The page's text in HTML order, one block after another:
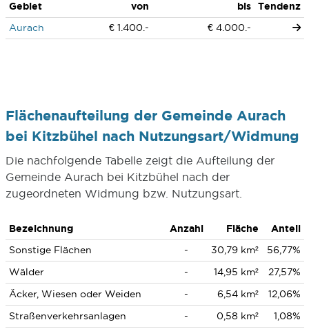
Gebiet
von
bis
Tendenz
Aurach
€ 1.400.- € 4.000.-
Flächenaufteilung der Gemeinde Aurach
bei Kitzbühel nach Nutzungsart/Widmung
Die nachfolgende Tabelle zeigt die Aufteilung der
Gemeinde Aurach bei Kitzbühel nach der
zugeordneten Widmung bzw. Nutzungsart.
Bezeichnung Anzahl Fläche
Anteil
Sonstige Flächen
- 30,79 km²
56,77%
Wälder
- 14,95 km²
27,57%
Äcker, Wiesen oder Weiden
- 6,54 km²
12,06%
Straßenverkehrsanlagen
- 0,58 km² 1,08%